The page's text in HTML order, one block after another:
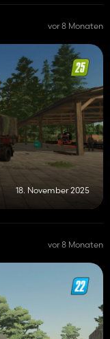
vor 8 Monaten
18. November 2025
vor 8 Monaten